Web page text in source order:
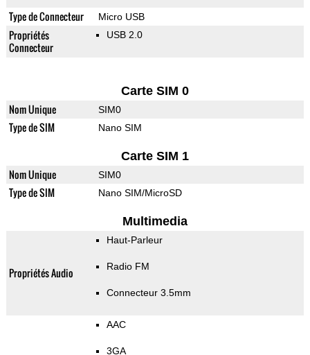
Type de Connecteur Micro USB
Propriétés
Connecteur
USB 2.0
Carte SIM 0
Nom Unique SIM0
Type de SIM Nano SIM
Carte SIM 1
Nom Unique SIM0
Type de SIM Nano SIM/MicroSD
Multimedia
Propriétés Audio
Haut-Parleur
Radio FM
Connecteur 3.5mm
AAC
3GA